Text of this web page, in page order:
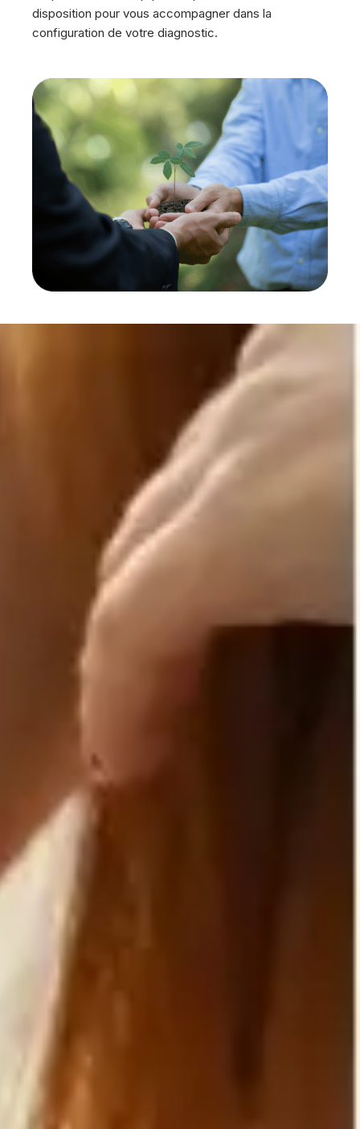
disposition pour vous accompagner dans la
configuration de votre diagnostic.